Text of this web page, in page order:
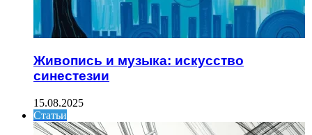
Живопись и музыка: искусство
синестезии
15.08.2025
Статьи